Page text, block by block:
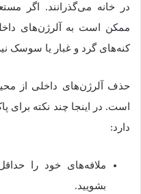
در خانه می‌گذرانند. اگر
ممکن است به آلرژن‌های
کنه‌های گرد و غبار یا سوسک
حذف آلرژن‌های داخلی از
است. در اینجا چند نکته برای
دارد:
ملافه‌های خود را
بشویید.